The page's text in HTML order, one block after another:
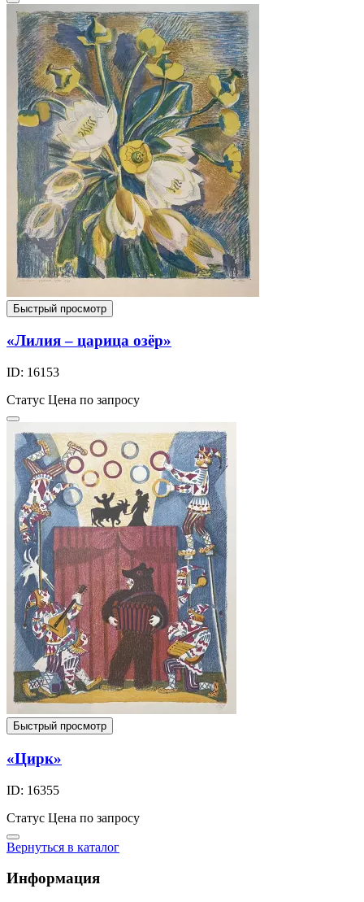
Быстрый просмотр
«Лилия – царица озёр»
ID: 16153
Статус Цена по запросу
Быстрый просмотр
«Цирк»
ID: 16355
Статус Цена по запросу
Вернуться в каталог
Информация